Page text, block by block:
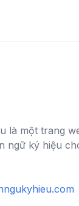
là một trang
ngữ ký hiệu